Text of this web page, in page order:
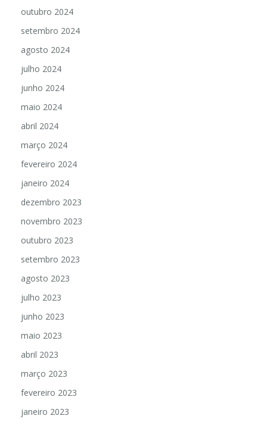
outubro 2024
setembro 2024
agosto 2024
julho 2024
junho 2024
maio 2024
abril 2024
março 2024
fevereiro 2024
janeiro 2024
dezembro 2023
novembro 2023
outubro 2023
setembro 2023
agosto 2023
julho 2023
junho 2023
maio 2023
abril 2023
março 2023
fevereiro 2023
janeiro 2023